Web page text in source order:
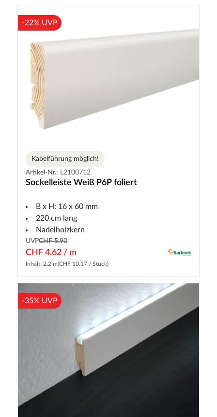
-22% UVP
Kabelführung möglich!
Artikel-Nr.: L2100712
Sockelleiste Weiß P6P foliert
B x H: 16 x 60 mm
220 cm lang
Nadelholzkern
UVPCHF 5.90
CHF 4.62 / m
Inhalt: 2.2 m(CHF 10.17 / Stück)
-35% UVP